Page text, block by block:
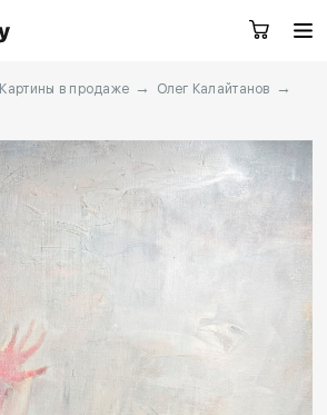
Художники
Заказать звонок
Картины в продаже → Олег Калайтанов
→